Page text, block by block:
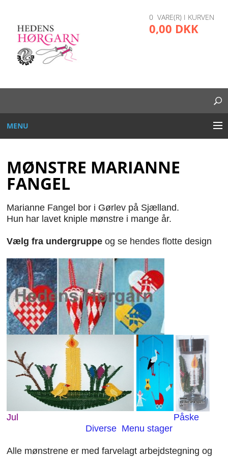
0 VARE(R) I KURVEN
0,00 DKK
MENU
DIVERSE
GARN OG TRÅD
GLAS, PLAST, METAL
MØNSTRE OG BØGER
ORKIS
FORSIDE
KURV
EMAIL
NYHEDER
VILKÅR
MØNSTRE MARIANNE
FANGEL
Marianne Fangel bor i Gørlev på Sjælland.
Hun har lavet kniple mønstre i mange år.
Vælg fra undergruppe og se hendes flotte design
Jul
Påske
Diverse Menu stager
Alle mønstrene er med farvelagt arbejdstegning og